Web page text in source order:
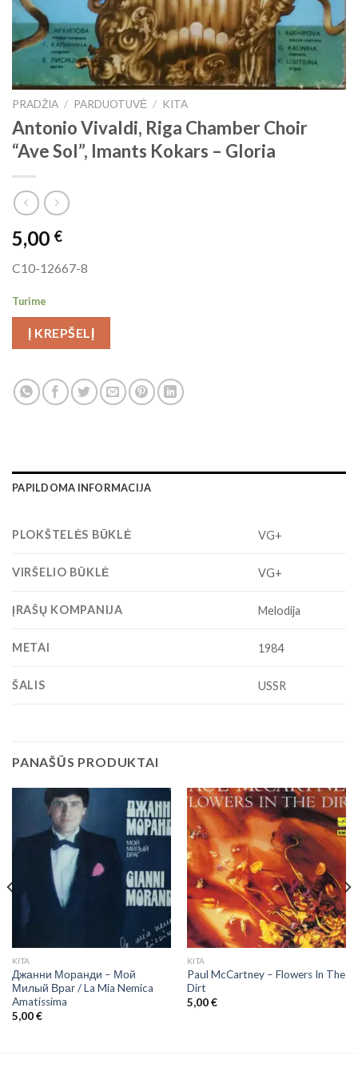
PRADŽIA / PARDUOTUVĖ / KITA
Antonio Vivaldi, Riga Chamber Choir
“Ave Sol”, Imants Kokars – Gloria
5,00 €
C10-12667-8
Turime
Į KREPŠELĮ
PAPILDOMA INFORMACIJA
PLOKŠTELĖS BŪKLĖ VG+
VIRŠELIO BŪKLĖ VG+
ĮRAŠŲ KOMPANIJA Melodija
METAI 1984
ŠALIS USSR
PANAŠŪS PRODUKTAI
KITA
Джанни Моранди ‎– Мой
Милый Враг / La Mia Nemica
Amatissima
5,00€
KITA
Paul McCartney ‎– Flowers In The
Dirt
5,00€